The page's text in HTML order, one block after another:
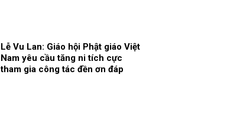
Lễ Vu Lan: Giáo hội Phật giáo Việt
Nam yêu cầu tăng ni tích cực
tham gia công tác đền ơn đáp